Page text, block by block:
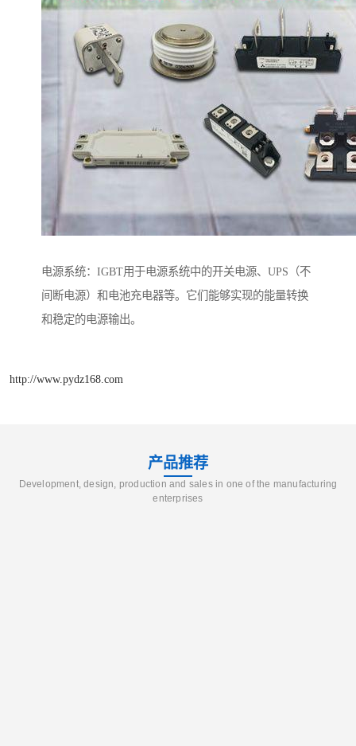
电源系统：IGBT用于电源系统中的开关电源、UPS（不
间断电源）和电池充电器等。它们能够实现的能量转换
和稳定的电源输出。
http://www.pydz168.com
产品推荐
Development, design, production and sales in one of the manufacturing
enterprises